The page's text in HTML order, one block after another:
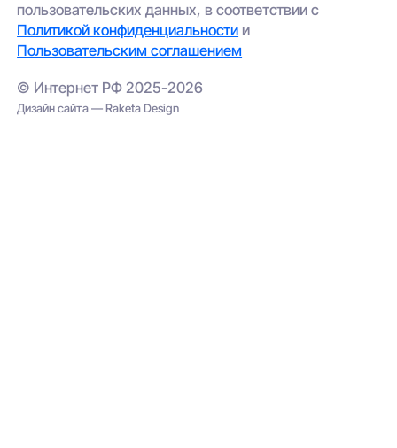
пользовательских данных, в соответствии с
Политикой конфиденциальности и
Пользовательским соглашением
© Интернет РФ 2025-2026
Дизайн сайта — Raketa Design